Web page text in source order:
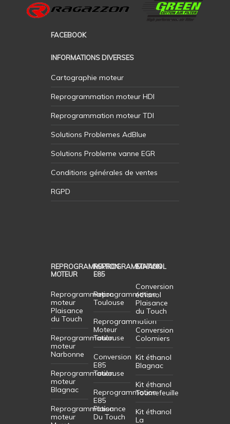
FACEBOOK
INFORMATIONS DIVERSES
Cartographie moteur
Reprogrammation moteur HDI
Reprogrammation moteur TDI
Solutions Problemes AdBlue
Solutions Probleme vanne EGR
Conditions générales de ventes
RGPD
REPROGRAMMATION
MOTEUR
Reprogrammation
moteur
Plaisance
du Touch
Reprogrammation
moteur
Narbonne
Reprogrammation
moteur
Blagnac
Reprogrammation
moteur
REPROGRAMMATION
E85
Reprogrammation
Toulouse
Reprogrammation
Moteur
Toulouse
Conversion
E85
Toulouse
Reprogrammation
E85
Plaisance
Du Touch
ETHANOL
Conversion
éthanol
Plaisance
du Touch
Conversion
Colomiers
Kit éthanol
Blagnac
Kit éthanol
Tournefeuille
Kit éthanol
La